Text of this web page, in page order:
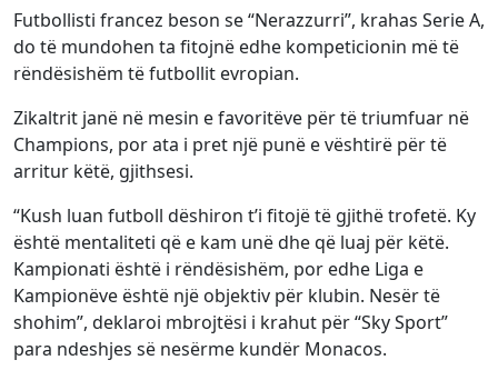
Futbollisti francez beson se “Nerazzurri”, krahas Serie A,
do të mundohen ta fitojnë edhe kompeticionin më të
rëndësishëm të futbollit evropian.
Zikaltrit janë në mesin e favoritëve për të triumfuar në
Champions, por ata i pret një punë e vështirë për të
arritur këtë, gjithsesi.
“Kush luan futboll dëshiron t’i fitojë të gjithë trofetë. Ky
është mentaliteti që e kam unë dhe që luaj për këtë.
Kampionati është i rëndësishëm, por edhe Liga e
Kampionëve është një objektiv për klubin. Nesër të
shohim”, deklaroi mbrojtësi i krahut për “Sky Sport”
para ndeshjes së nesërme kundër Monacos.